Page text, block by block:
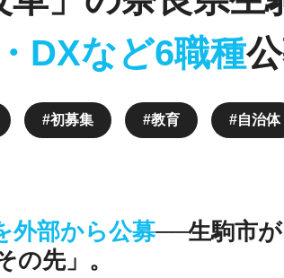
DXなど6職種公
初募集 教育 自治体
外部から公募──生駒市が
の先」。